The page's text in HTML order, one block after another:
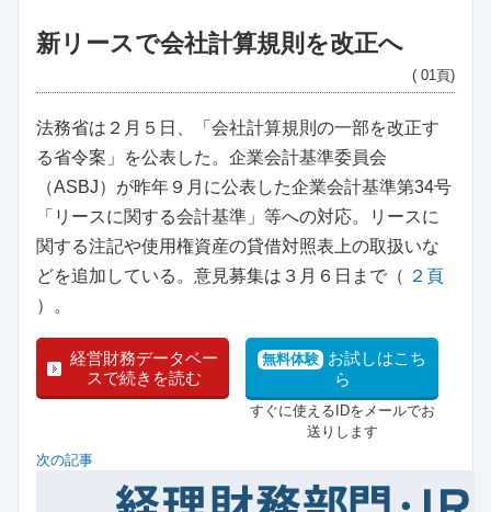
新リースで会社計算規則を改正へ
( 01頁)
法務省は２月５日、「会社計算規則の一部を改正す
る省令案」を公表した。企業会計基準委員会
（ASBJ）が昨年９月に公表した企業会計基準第34号
「リースに関する会計基準」等への対応。リースに
関する注記や使用権資産の貸借対照表上の取扱いな
どを追加している。意見募集は３月６日まで（ ２頁
）。
経営財務データベー
スで続きを読む
無料体験 お試しはこち
ら
すぐに使えるIDをメールでお
送りします
次の記事